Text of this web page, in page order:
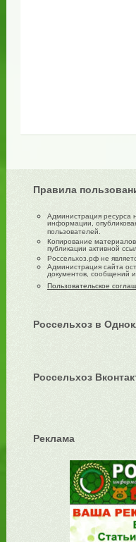
Правила
Администрация ресурса
информации,
пользователей.
Копирование материалов
публикации активной
Россельхоз.рф не
Администрация сайта
документов, сообщений
Пользовательское
Россельхоз в
Россельхоз
Реклама